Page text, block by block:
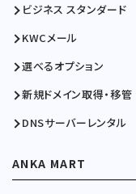
ビジネス スタンダード
KWCメール
選べるオプション
新規ドメイン取得・移管
DNSサーバーレンタル
ANKA MART